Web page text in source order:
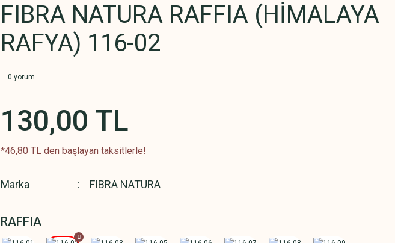
FIBRA NATURA RAFFIA (HİMALAYA
RAFYA) 116-02
0 yorum
130,00 TL
*46,80 TL den başlayan taksitlerle!
Marka FIBRA NATURA
RAFFIA